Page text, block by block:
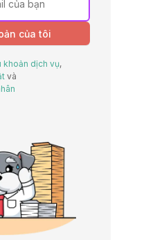
của tôi
khoản dịch vụ,
và